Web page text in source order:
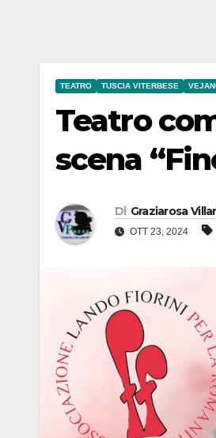
TEATRO TUSCIA VITERBESE
Teatro
scena
Di Graziarosa
OTT 23, 2024